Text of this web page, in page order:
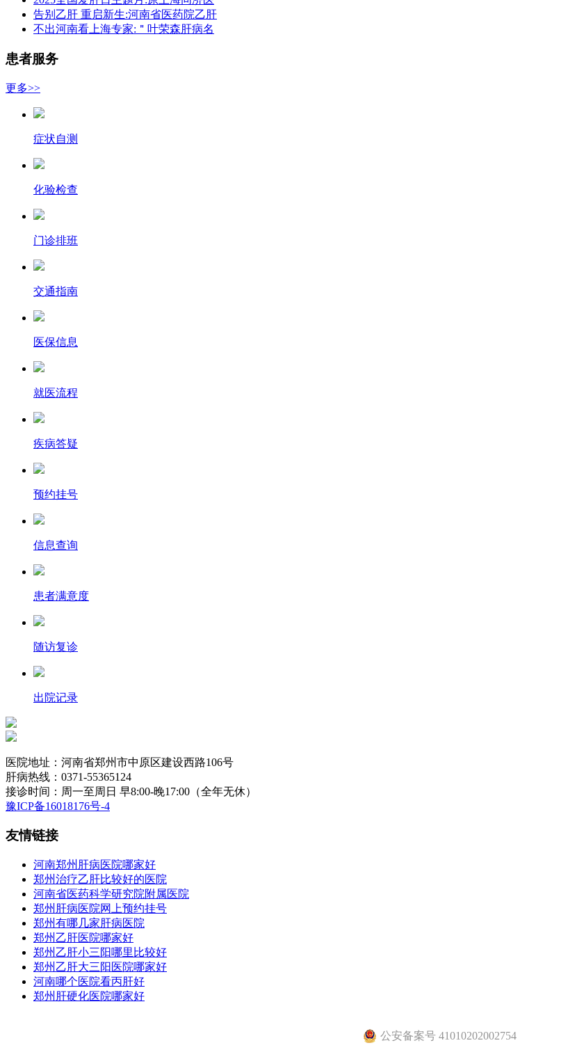
告别乙肝 重启新生:河南省医药院乙肝
不出河南看上海专家:＂叶荣森肝病名
患者服务
更多>>
症状自测
化验检查
门诊排班
交通指南
医保信息
就医流程
疾病答疑
预约挂号
信息查询
患者满意度
随访复诊
出院记录
医院地址：河南省郑州市中原区建设西路106号
肝病热线：0371-55365124
接诊时间：周一至周日 早8:00-晚17:00（全年无休）
豫ICP备16018176号-4
友情链接
河南郑州肝病医院哪家好
郑州治疗乙肝比较好的医院
河南省医药科学研究院附属医院
郑州肝病医院网上预约挂号
郑州有哪几家肝病医院
郑州乙肝医院哪家好
郑州乙肝小三阳哪里比较好
郑州乙肝大三阳医院哪家好
河南哪个医院看丙肝好
郑州肝硬化医院哪家好
公安备案号 41010202002754